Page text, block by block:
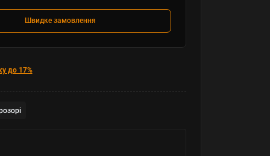
Швидке замовлення
до 17%